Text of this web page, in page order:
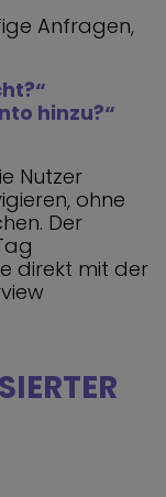
Anfragen,
hinzu?“
Nutzer
ohne
Der
direkt mit der